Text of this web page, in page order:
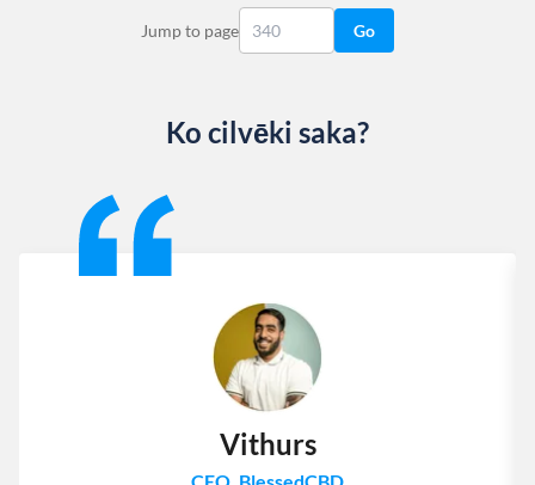
Jump to page Go
Ko cilvēki saka?
Vithurs